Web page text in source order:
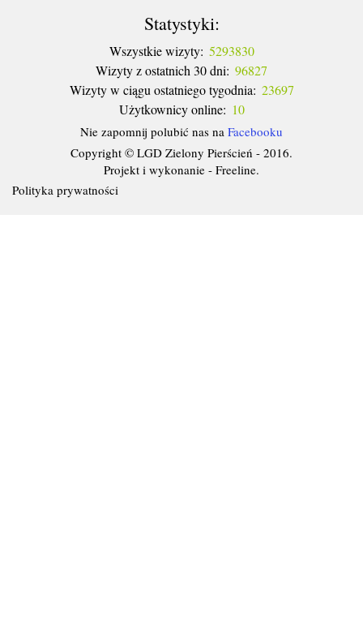
Statystyki:
Wszystkie wizyty: 5293830
Wizyty z ostatnich 30 dni: 96827
Wizyty w ciągu ostatniego tygodnia: 23697
Użytkownicy online: 10
Nie zapomnij polubić nas na Facebooku
Copyright © LGD Zielony Pierścień - 2016.
Projekt i wykonanie - Freeline.
Polityka prywatności